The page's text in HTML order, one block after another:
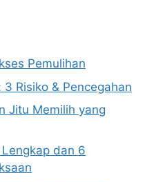
Pemulihan
3 Risiko & Pencegahan
Jitu Memilih yang
dan 6